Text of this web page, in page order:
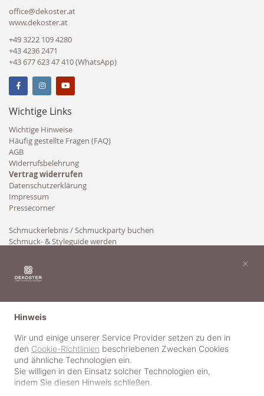
office@dekoster.at
www.dekoster.at
+49 3222 109 4280
+43 4236 2471
+43 677 623 47 410 (WhatsApp)
Wichtige Links
Wichtige Hinweise
Häufig gestellte Fragen (FAQ)
AGB
Widerrufsbelehrung
Vertrag widerrufen
Datenschutzerklärung
Impressum
Pressecorner
Schmuckerlebnis / Schmuckparty buchen
Schmuck- & Styleguide werden
Hinweis
Wir und einige unserer Service Provider setzen zu den in
den Cookie-Richtlinien beschriebenen Zwecken Cookies
und ähnliche Technologien ein.
Sie willigen in den Einsatz solcher Technologien ein,
indem Sie diesen Hinweis schließen.
×